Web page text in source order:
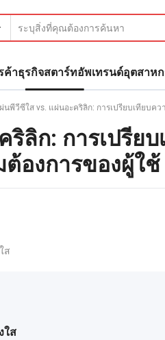
ค้าธุรกิจสตาร์ทอัพเทรนด์อุตสาห
นพีวีซีใส vs. แผ่นอะคริลิก: การเปรียบเทียบ
ลิก: การเปรีย
องการของผู้ใช้
ส
ใส